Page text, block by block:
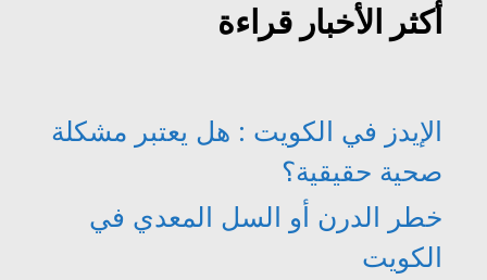
أكثر الأخبار قراءة
الإيدز في الكويت : هل يعتبر مشكلة
صحية حقيقية؟
خطر الدرن أو السل المعدي في
الكويت